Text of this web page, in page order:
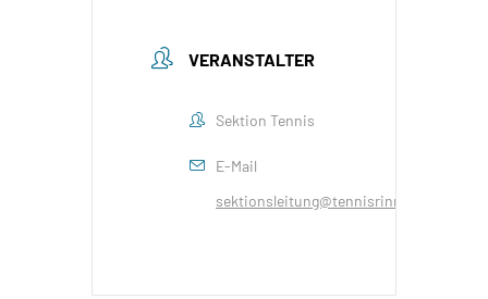
VERANSTALTER
Sektion Tennis
E-Mail
sektionsleitung@tennisrinn.at